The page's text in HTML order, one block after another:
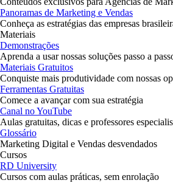
Panoramas de Marketing e Vendas
Conheça as estratégias das empresas
Materiais
Demonstrações
Aprenda a usar nossas soluções passo a
Materiais Gratuitos
Conquiste mais produtividade com nossas
Ferramentas Gratuitas
Comece a avançar com sua estratégia
Canal no YouTube
Aulas gratuitas, dicas e professores
Glossário
Marketing Digital e Vendas desvendados
Cursos
RD University
Cursos com aulas práticas, sem enrolação